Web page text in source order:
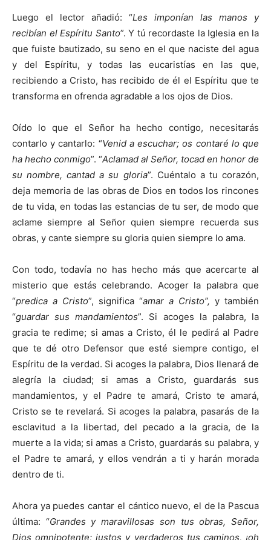
Luego el lector añadió: “Les imponían las manos y
recibían el Espíritu Santo”. Y tú recordaste la Iglesia en la
que fuiste bautizado, su seno en el que naciste del agua
y del Espíritu, y todas las eucaristías en las que,
recibiendo a Cristo, has recibido de él el Espíritu que te
transforma en ofrenda agradable a los ojos de Dios.
Oído lo que el Señor ha hecho contigo, necesitarás
contarlo y cantarlo: “Venid a escuchar; os contaré lo que
ha hecho conmigo”. “Aclamad al Señor, tocad en honor de
su nombre, cantad a su gloria”. Cuéntalo a tu corazón,
deja memoria de las obras de Dios en todos los rincones
de tu vida, en todas las estancias de tu ser, de modo que
aclame siempre al Señor quien siempre recuerda sus
obras, y cante siempre su gloria quien siempre lo ama.
Con todo, todavía no has hecho más que acercarte al
misterio que estás celebrando. Acoger la palabra que
“predica a Cristo”, significa “amar a Cristo”, y también
“guardar sus mandamientos”. Si acoges la palabra, la
gracia te redime; si amas a Cristo, él le pedirá al Padre
que te dé otro Defensor que esté siempre contigo, el
Espíritu de la verdad. Si acoges la palabra, Dios llenará de
alegría la ciudad; si amas a Cristo, guardarás sus
mandamientos, y el Padre te amará, Cristo te amará,
Cristo se te revelará. Si acoges la palabra, pasarás de la
esclavitud a la libertad, del pecado a la gracia, de la
muerte a la vida; si amas a Cristo, guardarás su palabra, y
el Padre te amará, y ellos vendrán a ti y harán morada
dentro de ti.
Ahora ya puedes cantar el cántico nuevo, el de la Pascua
última: “Grandes y maravillosas son tus obras, Señor,
Dios omnipotente; justos y verdaderos tus caminos, ¡oh